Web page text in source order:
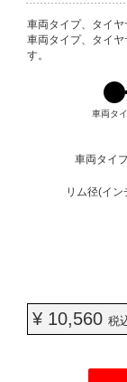
VARIATIONS
車両タイプ、タイヤ
車両タイプ、タイ
す。
車両タ
車両タイ
リム径(イン
¥ 10,560 税